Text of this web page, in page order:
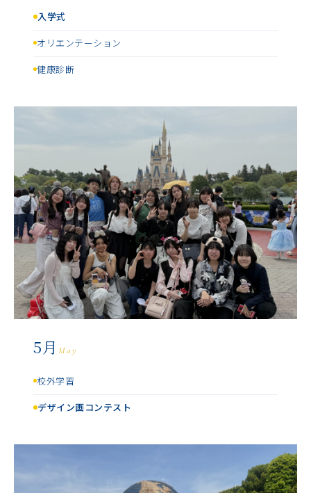
入学式
オリエンテーション
健康診断
5月 May
校外学習
デザイン画コンテスト